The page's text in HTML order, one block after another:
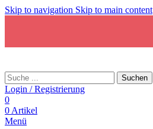
Skip to navigation Skip to main content
Suchen
Login / Registrierung
0
0 Artikel
Menü